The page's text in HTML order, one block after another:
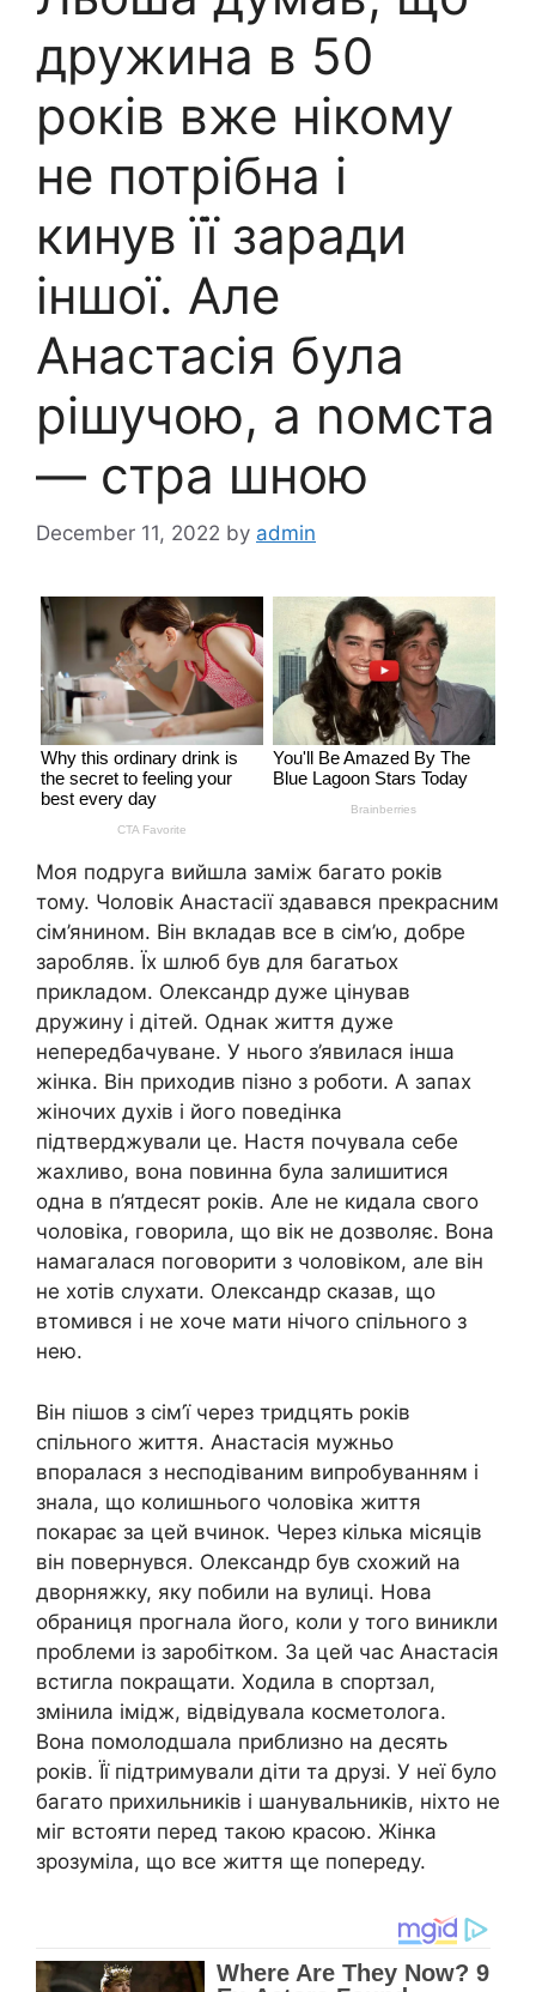
дружина в 50
років вже нікому
не потрібна і
кинув її заради
іншої. Але
Анастасія була
рішучою, а nомста
— стра шною
December 11, 2022 by admin
Моя подруга вийшла заміж багато років
тому. Чоловік Анастасії здавався прекрасним
сім’янином. Він вкладав все в сім’ю, добре
заробляв. Їх шлюб був для багатьох
прикладом. Олександр дуже цінував
дружину і дітей. Однак життя дуже
непередбачуване. У нього з’явилася інша
жінка. Він приходив пізно з роботи. А запах
жіночих духів і його поведінка
підтверджували це. Настя почувала себе
жахливо, вона повинна була залишитися
одна в п’ятдесят років. Але не кидала свого
чоловіка, говорила, що вік не дозволяє. Вона
намагалася поговорити з чоловіком, але він
не хотів слухати. Олександр сказав, що
втомився і не хоче мати нічого спільного з
нею.
Він пішов з сім’ї через тридцять років
спільного життя. Анастасія мужньо
впоралася з несподіваним випробуванням і
знала, що колишнього чоловіка життя
покарає за цей вчинок. Через кілька місяців
він повернувся. Олександр був схожий на
дворняжку, яку побили на вулиці. Нова
обраниця прогнала його, коли у того виникли
проблеми із заробітком. За цей час Анастасія
встигла покращати. Ходила в спортзал,
змінила імідж, відвідувала косметолога.
Вона помолодшала приблизно на десять
років. Її підтримували діти та друзі. У неї було
багато прихильників і шанувальників, ніхто не
міг встояти перед такою красою. Жінка
зрозуміла, що все життя ще попереду.